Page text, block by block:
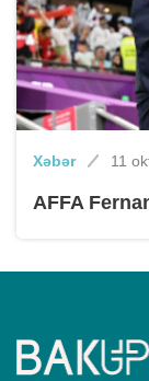
Xəbər 11
AFFA